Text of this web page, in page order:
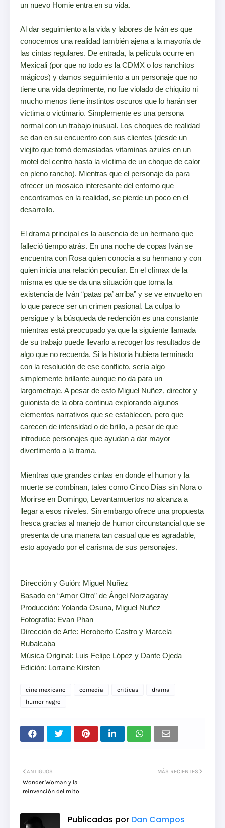
un nuevo Homie entra en su vida.
Al dar seguimiento a la vida y labores de Iván es que
conocemos una realidad también ajena a la mayoría de
las cintas regulares. De entrada, la película ocurre en
Mexicali (por que no todo es la CDMX o los ranchitos
mágicos) y damos seguimiento a un personaje que no
tiene una vida deprimente, no fue violado de chiquito ni
mucho menos tiene instintos oscuros que lo harán ser
víctima o victimario. Simplemente es una persona
normal con un trabajo inusual. Los choques de realidad
se dan en su encuentro con sus clientes (desde un
viejito que tomó demasiadas vitaminas azules en un
motel del centro hasta la víctima de un choque de calor
en pleno rancho). Mientras que el personaje da para
ofrecer un mosaico interesante del entorno que
encontramos en la realidad, se pierde un poco en el
desarrollo.
El drama principal es la ausencia de un hermano que
falleció tiempo atrás. En una noche de copas Iván se
encuentra con Rosa quien conocía a su hermano y con
quien inicia una relación peculiar. En el clímax de la
misma es que se da una situación que torna la
existencia de Iván “patas pa’ arriba” y se ve envuelto en
lo que parece ser un crimen pasional. La culpa lo
persigue y la búsqueda de redención es una constante
mientras está preocupado ya que la siguiente llamada
de su trabajo puede llevarlo a recoger los resultados de
algo que no recuerda. Si la historia hubiera terminado
con la resolución de ese conflicto, sería algo
simplemente brillante aunque no da para un
largometraje. A pesar de esto Miguel Nuñez, director y
guionista de la obra continua explorando algunos
elementos narrativos que se establecen, pero que
carecen de intensidad o de brillo, a pesar de que
introduce personajes que ayudan a dar mayor
divertimento a la trama.
Mientras que grandes cintas en donde el humor y la
muerte se combinan, tales como Cinco Días sin Nora o
Morirse en Domingo, Levantamuertos no alcanza a
llegar a esos niveles. Sin embargo ofrece una propuesta
fresca gracias al manejo de humor circunstancial que se
presenta de una manera tan casual que es agradable,
esto apoyado por el carisma de sus personajes.
Dirección y Guión: Miguel Nuñez
Basado en “Amor Otro” de Ángel Norzagaray
Producción: Yolanda Osuna, Miguel Nuñez
Fotografía: Evan Phan
Dirección de Arte: Heroberto Castro y Marcela
Rubalcaba
Música Original: Luis Felipe López y Dante Ojeda
Edición: Lorraine Kirsten
cine mexicano comedia criticas
drama
humor negro
MÁS RECIENTES
ANTIGUOS
Wonder Woman y la
reinvención del mito
Publicadas por Dan Campos